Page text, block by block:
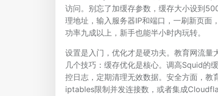
访问。别忘了加缓存参数，缓存大小设到
理地址，输入服务器IP和端口，一刷新页面
功率九成以上，新手也能半小时内玩转。
设置是入门，优化才是硬功夫。教育网流
几个技巧：缓存优化是核心。调高Squid的
控日志，定期清理无效数据。安全方面，
iptables限制并发连接数，或者集成